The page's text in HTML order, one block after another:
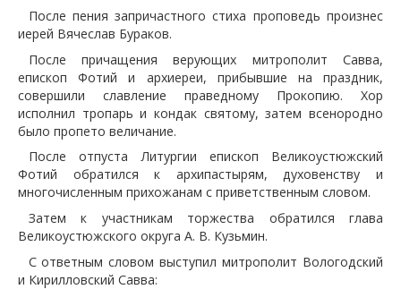
После пения запричастного стиха проповедь произнес
иерей Вячеслав Бураков.
После причащения верующих митрополит Савва,
епископ Фотий и архиереи, прибывшие на праздник,
совершили славление праведному Прокопию. Хор
исполнил тропарь и кондак святому, затем всенородно
было пропето величание.
После отпуста Литургии епископ Великоустюжский
Фотий обратился к архипастырям, духовенству и
многочисленным прихожанам с приветственным словом.
Затем к участникам торжества обратился глава
Великоустюжского округа А. В. Кузьмин.
С ответным словом выступил митрополит Вологодский
и Кирилловский Савва: